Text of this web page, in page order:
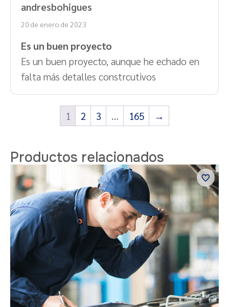
andresbohigues
20 de enero de 2023
Es un buen proyecto
Es un buen proyecto, aunque he echado en
falta más detalles constrcutivos
1 2 3 … 165 →
Productos relacionados